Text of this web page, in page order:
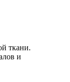
ткани.
и